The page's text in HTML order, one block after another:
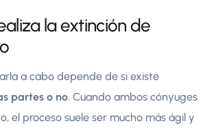
la extinción de
a cabo depende de si existe
partes o no. Cuando ambos cónyuges
el proceso suele ser mucho más ágil y